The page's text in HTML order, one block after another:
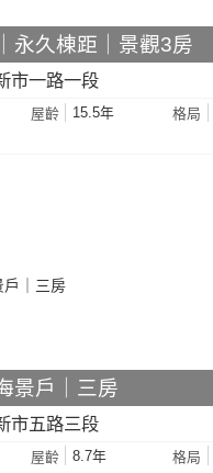
永久棟距｜景觀3房
市一路一段
屋齡 15.5年 格局
景戶｜三房
市五路三段
屋齡 8.7年 格局